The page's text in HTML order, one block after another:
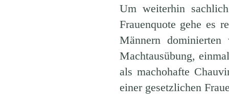
Um weiterhin
Frauenquote gehe es
Männern
Machtausübung,
als machohafte
einer gesetzlichen